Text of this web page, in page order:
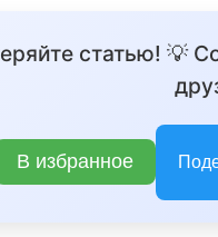
статью! 💡
В избранное